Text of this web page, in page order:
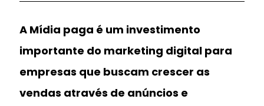
A Mídia paga é um investimento
importante do marketing digital para
empresas que buscam crescer as
vendas através de anúncios e